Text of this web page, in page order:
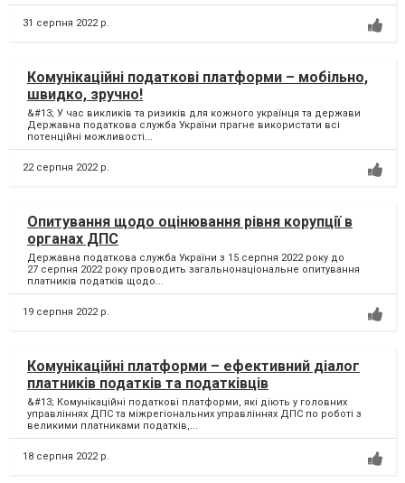
31 серпня 2022 р.
Комунікаційні податкові платформи – мобільно,
швидко, зручно!
&#13; У час викликів та ризиків для кожного українця та держави
Державна податкова служба України прагне використати всі
потенційні можливості...
22 серпня 2022 р.
Опитування щодо оцінювання рівня корупції в
органах ДПС
Державна податкова служба України з 15 серпня 2022 року до
27 серпня 2022 року проводить загальнонаціональне опитування
платників податків щодо...
19 серпня 2022 р.
Комунікаційні платформи – ефективний діалог
платників податків та податківців
&#13; Комунікаційні податкові платформи, які діють у головних
управліннях ДПС та міжрегіональних управліннях ДПС по роботі з
великими платниками податків,...
18 серпня 2022 р.